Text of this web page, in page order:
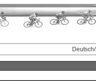
Deutsch/